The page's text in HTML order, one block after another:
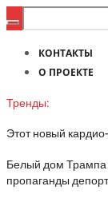
КОНТАКТЫ
О ПРОЕКТЕ
Тренды:
Этот новый
Белый дом Трампа
пропаганды